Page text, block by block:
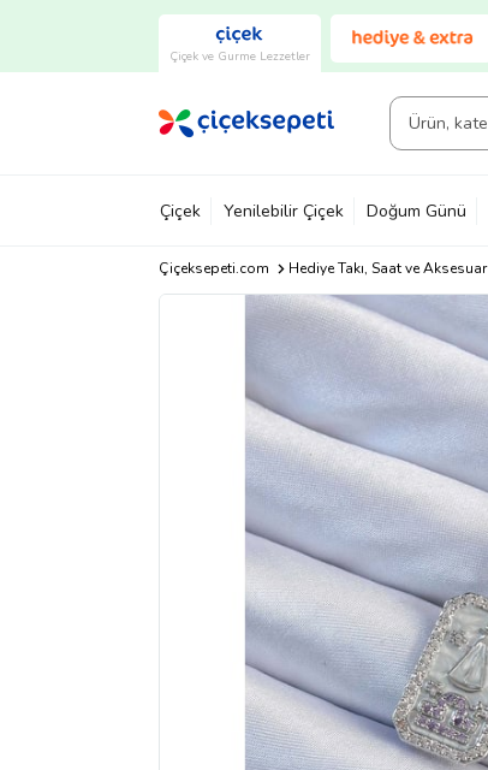
Çiçek ve Gurme Lezzetler
Çiçek Yenilebilir Çiçek Doğum Günü
Çiçeksepeti.com Hediye Takı, Saat ve Aksesuar